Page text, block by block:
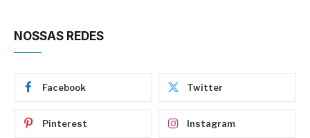
NOSSAS REDES
Facebook Twitter
Pinterest Instagram